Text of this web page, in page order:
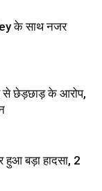
के साथ नजर
से छेड़छाड़ के आरोप,
हुआ बड़ा हादसा, 2